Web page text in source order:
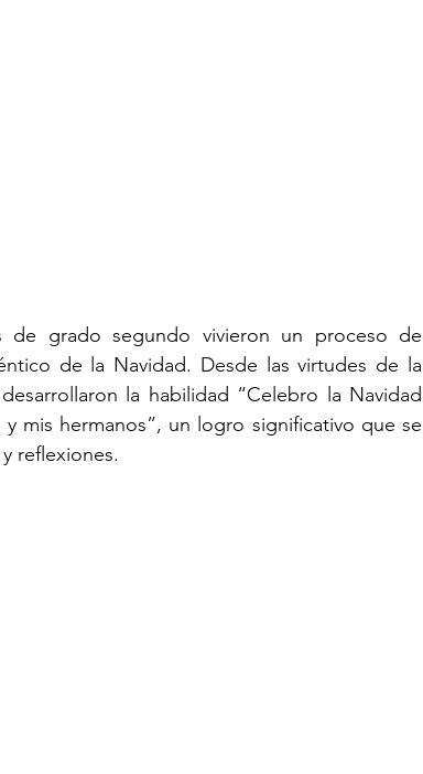
de grado segundo vivieron un proceso de
de la Navidad. Desde las virtudes de la
la habilidad “Celebro la Navidad
mis hermanos”, un logro significativo que se
reflexiones.